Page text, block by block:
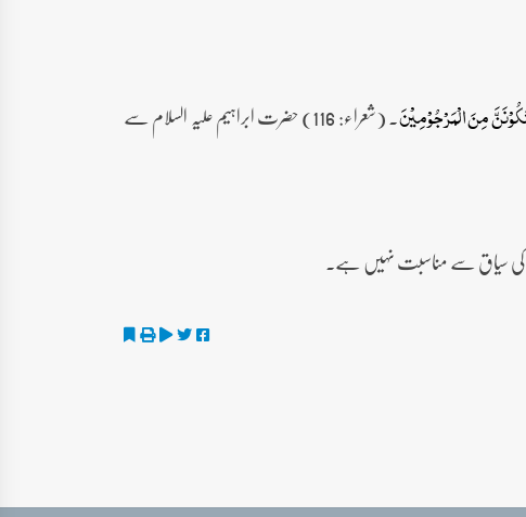
مِنَ الۡمَرۡجُوۡمِیۡنَ
۔ (شعراء: 116) حضرت ابراہیم علیہ السلام سے
کی سیاق سے مناسبت نہیں ہے۔